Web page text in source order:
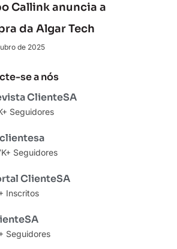
Callink anuncia a
da Algar Tech
de 2025
se a nós
ClienteSA
Seguidores
Seguidores
ClienteSA
Inscritos
Seguidores